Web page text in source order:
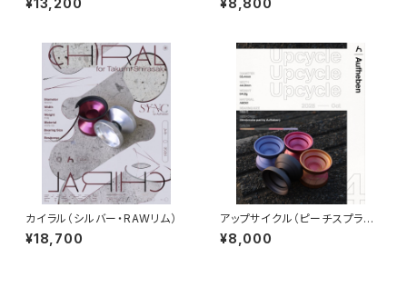
¥13,200 ¥8,800
カイラル（シルバー・RAWリム）
¥18,700
アップサイクル（ピーチスプラッ
シュ）
¥8,000